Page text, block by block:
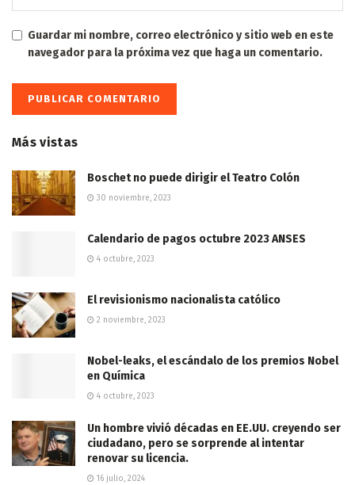
Guardar mi nombre, correo electrónico y sitio web en este
navegador para la próxima vez que haga un comentario.
Más vistas
Boschet no puede dirigir el Teatro Colón
30 noviembre, 2023
Calendario de pagos octubre 2023 ANSES
4 octubre, 2023
El revisionismo nacionalista católico
2 noviembre, 2023
Nobel-leaks, el escándalo de los premios Nobel
en Química
4 octubre, 2023
Un hombre vivió décadas en EE.UU. creyendo ser
ciudadano, pero se sorprende al intentar
renovar su licencia.
16 julio, 2024